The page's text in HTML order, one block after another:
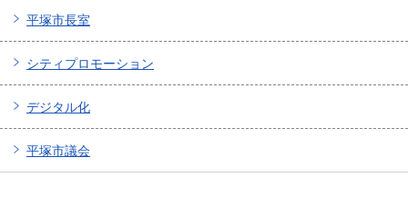
平塚市長室
シティプロモーション
デジタル化
平塚市議会